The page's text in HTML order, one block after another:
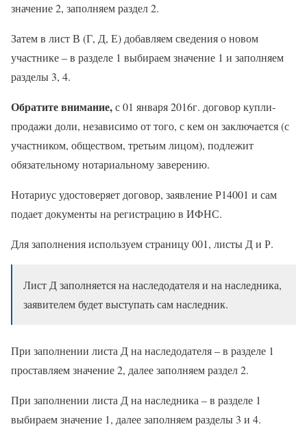
значение 2, заполняем раздел 2.
Затем в лист В (Г, Д, Е) добавляем сведения о новом
участнике – в разделе 1 выбираем значение 1 и заполняем
разделы 3, 4.
Обратите внимание,с 01 января 2016г. договор купли-
продажи доли, независимо от того, с кем он заключается (с
участником, обществом, третьим лицом), подлежит
обязательному нотариальному заверению.
Нотариус удостоверяет договор, заявление Р14001 и сам
подает документы на регистрацию в ИФНС.
Для заполнения используем страницу 001, листы Д и Р.
Лист Д заполняется на наследодателя и на наследника,
заявителем будет выступать сам наследник.
При заполнении листа Д на наследодателя – в разделе 1
проставляем значение 2, далее заполняем раздел 2.
При заполнении листа Д на наследника – в разделе 1
выбираем значение 1, далее заполняем разделы 3 и 4.